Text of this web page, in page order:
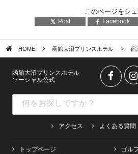
このページをシ
Post Facebook
HOME 函館大沼プリンスホテル 宿
函館大沼プリンスホテル
ソーシャル公式
アクセス よくある質問
トップページ
ゴル